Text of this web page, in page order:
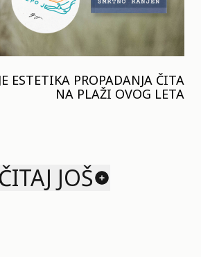
ESTETIKA PROPADANJA ČITA
NA PLAŽI OVOG LETA
JOŠ